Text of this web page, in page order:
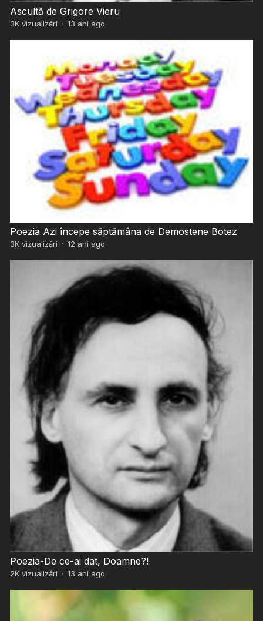
Ascultă de Grigore Vieru
3Kvizualizări · 13 ani ago
Poezia Azi începe săptămâna de Demostene Botez
3Kvizualizări · 12 ani ago
Poezia-De ce-ai dat, Doamne?!
2Kvizualizări · 13 ani ago